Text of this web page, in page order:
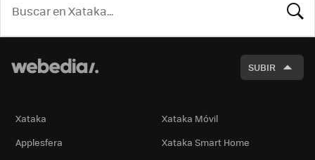
SUBIR
Xataka
Xataka Móvil
Applesfera
Xataka Smart Home